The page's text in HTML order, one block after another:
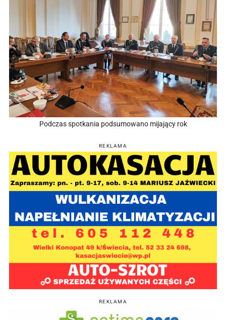
Podczas spotkania podsumowano mijający rok
REKLAMA
REKLAMA